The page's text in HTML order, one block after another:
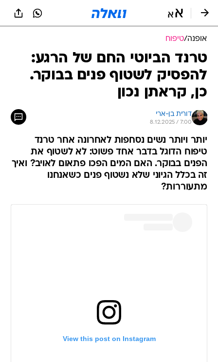
אופנה/טיפוח
טרנד הביוטי החם של הרגע:
להפסיק לשטוף פנים בבוקר.
כן, קראתן נכון
דורית בן-ארי
8.12.2025 / 7:00
יותר ויותר נשים נסחפות לאחרונה אחר טרנד
טיפוח הדוגל בדבר אחד פשוט: לא לשטוף את
הפנים בבוקר. האם המים הפכו פתאום לאויב? ואיך
זה בכלל הגיוני שלא נשטוף פנים כשאנחנו
מתעוררות?
View this post on Instagram